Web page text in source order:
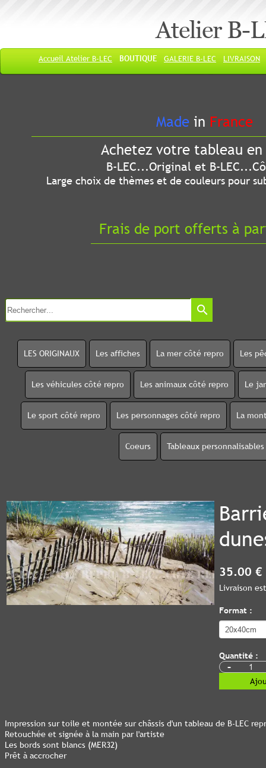
Atelier B-
Accueil Atelier B-LEC BOUTIQUE GALERIE B-LEC LIVRAISON
Made in France
Achetez votre tableau
B-LEC...Original et B-
Large choix de thèmes et de couleurs pour
Frais de port offerts à
search
LES ORIGINAUX Les affiches La mer côté repro Les
Les véhicules côté repro Les animaux côté repro Le
Le sport côté repro Les personnages côté repro La
Coeurs Tableaux personnalisables
35.00 €
Livraison
Format :
Quantité :
-
Impression sur toile et montée sur châssis d'un tableau de B-LEC
Retouchée et signée à la main par l'artiste
Les bords sont blancs (MER32)
Prêt à accrocher